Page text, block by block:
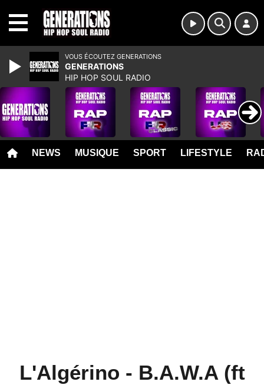
NEWS MUSIQUE SPORT LIFESTYLE
L'Algérino - B.A.W.A (ft
VOUS ÉCOUTEZ GENERATIONS
GENERATIONS
HIP HOP SOUL RADIO